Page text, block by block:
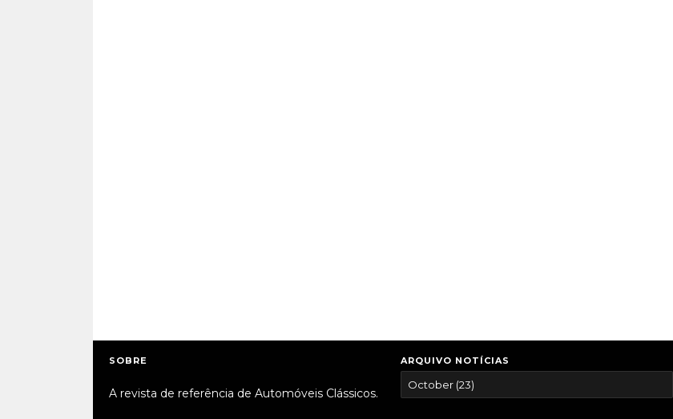
SOBRE
A revista de referência de Automóveis Clássicos.
ARQUIVO NOTÍCIAS